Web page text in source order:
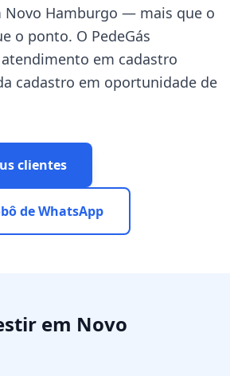
Novo Hamburgo — mais que o
o ponto. O PedeGás
em cadastro
cadastro em oportunidade de
clientes
de WhatsApp
em Novo